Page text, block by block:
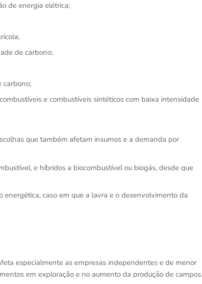
de energia elétrica;
de carbono;
carbono;
e combustíveis sintéticos com baixa intensidade
que também afetam insumos e a demanda por
e híbridos a biocombustível ou biogás, desde que
caso em que a lavra e o desenvolvimento da
especialmente as empresas independentes e de menor
em exploração e no aumento da produção de campos.